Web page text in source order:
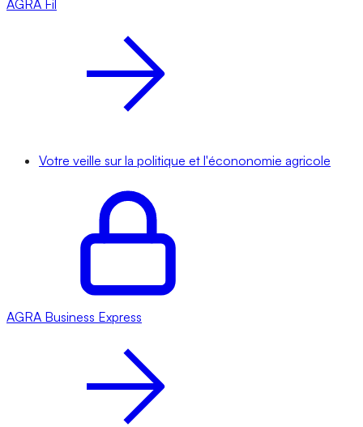
AGRA Fil
Votre veille sur la politique et l'écononomie agricole
AGRA Business Express